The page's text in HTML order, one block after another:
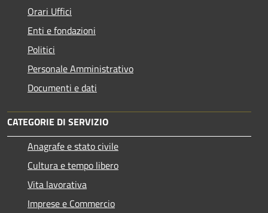
Orari Uffici
Enti e fondazioni
Politici
Personale Amministrativo
Documenti e dati
CATEGORIE DI SERVIZIO
Anagrafe e stato civile
Cultura e tempo libero
Vita lavorativa
Imprese e Commercio